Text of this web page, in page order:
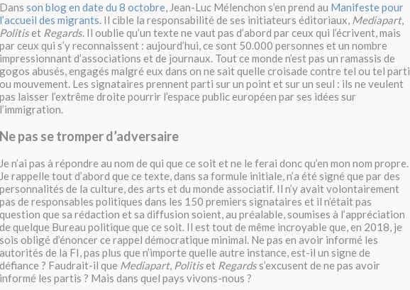
Dans son blog en date du 8 octobre, Jean-Luc Mélenchon s’en prend au Manifeste pour
l’accueil des migrants. Il cible la responsabilité de ses initiateurs éditoriaux, Mediapart,
Politiset Regards. Il oublie qu’un texte ne vaut pas d’abord par ceux qui l’écrivent, mais
par ceux qui s’y reconnaissent : aujourd’hui, ce sont 50.000 personnes et un nombre
impressionnant d’associations et de journaux. Tout ce monde n’est pas un ramassis de
gogos abusés, engagés malgré eux dans on ne sait quelle croisade contre tel ou tel parti
ou mouvement. Les signataires prennent parti sur un point et sur un seul : ils ne veulent
pas laisser l’extrême droite pourrir l’espace public européen par ses idées sur
l’immigration.
Ne pas se tromper d’adversaire
Je n’ai pas à répondre au nom de qui que ce soit et ne le ferai donc qu’en mon nom propre.
Je rappelle tout d’abord que ce texte, dans sa formule initiale, n’a été signé que par des
personnalités de la culture, des arts et du monde associatif. Il n’y avait volontairement
pas de responsables politiques dans les 150 premiers signataires et il n’était pas
question que sa rédaction et sa diffusion soient, au préalable, soumises à l’appréciation
de quelque Bureau politique que ce soit. Il est tout de même incroyable que, en 2018, je
sois obligé d’énoncer ce rappel démocratique minimal. Ne pas en avoir informé les
autorités de la FI, pas plus que n’importe quelle autre instance, est-il un signe de
défiance ? Faudrait-il que Mediapart, Politiset Regardss’excusent de ne pas avoir
informé les partis ? Mais dans quel pays vivons-nous ?